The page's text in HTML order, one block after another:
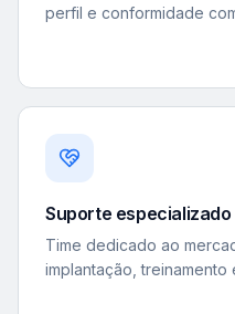
perfil e conformidade
Suporte especializado
Time dedicado ao
implantação,